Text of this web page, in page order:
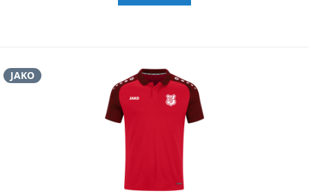
JAKO